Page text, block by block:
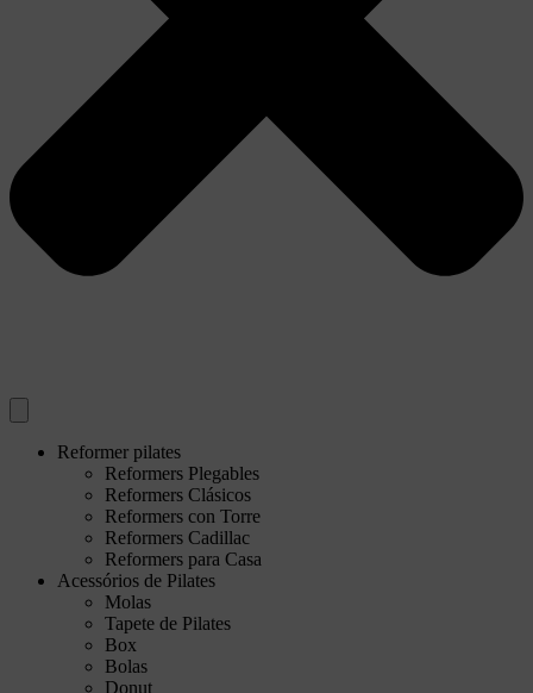
Reformer pilates
Reformers Plegables
Reformers Clásicos
Reformers con Torre
Reformers Cadillac
Reformers para Casa
Acessórios de Pilates
Molas
Tapete de Pilates
Box
Bolas
Donut